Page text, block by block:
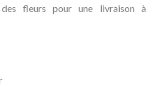
des fleurs pour une livraison à